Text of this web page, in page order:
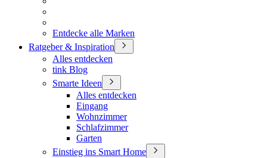
Entdecke alle Marken
Ratgeber & Inspiration
Alles entdecken
tink Blog
Smarte Ideen
Alles entdecken
Eingang
Wohnzimmer
Schlafzimmer
Garten
Einstieg ins Smart Home